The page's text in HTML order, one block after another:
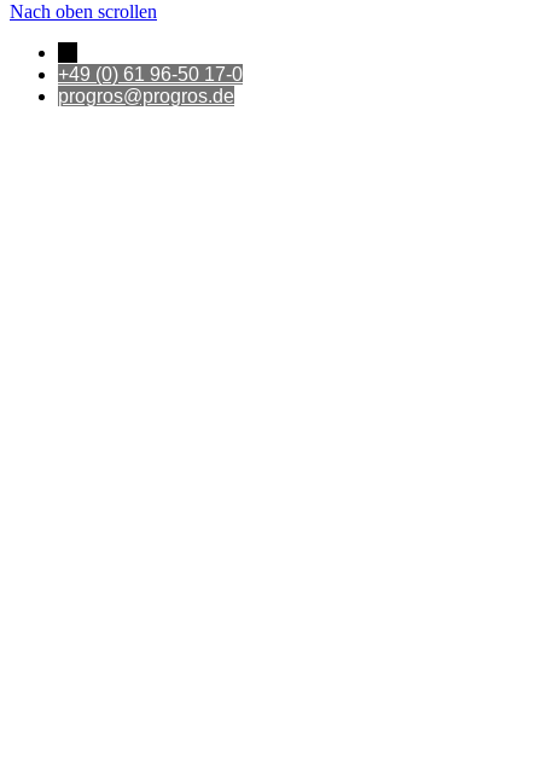
Nach oben scrollen
+49 (0) 61 96-50 17-0
progros@progros.de